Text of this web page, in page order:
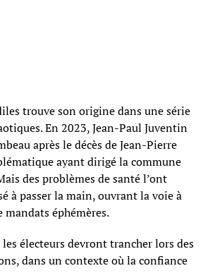
trouve son origine dans une série
En 2023, Jean-Paul Juventin
après le décès de Jean-Pierre
ayant dirigé la commune
des problèmes de santé l’ont
à passer la main, ouvrant la voie à
mandats éphémères.
les électeurs devront trancher lors des
dans un contexte où la confiance